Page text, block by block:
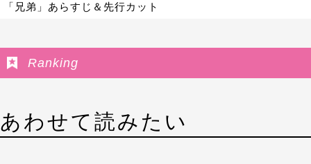
「兄弟」あらすじ＆先行カット
Ranking
あわせて読みたい